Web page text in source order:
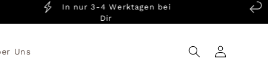
In nur 3-4 Werktagen bei
14
Uns Einloggen